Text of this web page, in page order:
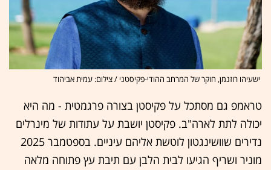
ישעיהו רוזנמן, חוקר של המרחב ההודי-פקיסטני / צילום: עמית אביהוד
טראמפ גם מסתכל על פקיסטן בצורה פרגמטית - מה היא
יכולה לתת לארה"ב. פקיסטן יושבת על עתודות של מינרלים
נדירים שוושינגטון לוטשת אליהם עיניים. בספטמבר 2025
מוניר ושריף הגיעו לבית הלבן עם תיבת עץ פתוחה מלאה